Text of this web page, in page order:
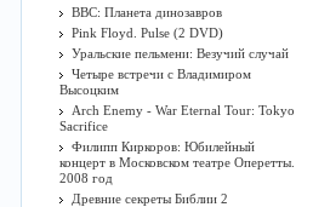
BBC: Планета динозавров
Pink Floyd. Pulse (2 DVD)
Уральские пельмени: Везучий случай
Четыре встречи с Владимиром
Высоцким
Arch Enemy - War Eternal Tour: Tokyo
Sacrifice
Филипп Киркоров: Юбилейный
концерт в Московском театре Оперетты.
2008 год
Древние секреты Библии 2